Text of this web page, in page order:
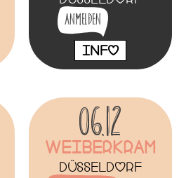
Anmelden
INFO
06.12
Weiberkram
Düsseldorf